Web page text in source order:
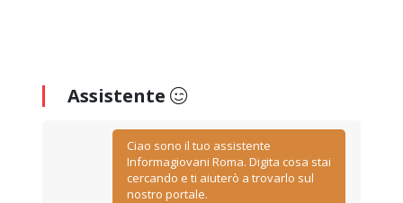
Assistente
Ciao sono il tuo assistente
Informagiovani Roma. Digita cosa stai
cercando e ti aiuterò a trovarlo sul
nostro portale.